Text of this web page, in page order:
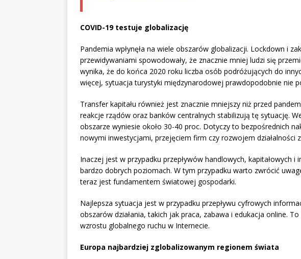
COVID-19 testuje globalizację
Pandemia wpłynęła na wiele obszarów globalizacji. Lockdown i
przewidywaniami spowodowały, że znacznie mniej ludzi się
wynika, że do końca 2020 roku liczba osób podróżujących do
więcej, sytuacja turystyki międzynarodowej prawdopodobnie nie
Transfer kapitału również jest znacznie mniejszy niż przed
reakcje rządów oraz banków centralnych stabilizują tę sytuację.
obszarze wyniesie około 30-40 proc. Dotyczy to bezpośrednich
nowymi inwestycjami, przejęciem firm czy rozwojem działalności
Inaczej jest w przypadku przepływów handlowych, kapitałowych
bardzo dobrych poziomach. W tym przypadku warto zwrócić
teraz jest fundamentem światowej gospodarki.
Najlepsza sytuacja jest w przypadku przepływu cyfrowych
obszarów działania, takich jak praca, zabawa i edukacja online.
wzrostu globalnego ruchu w Internecie.
Europa najbardziej zglobalizowanym regionem świata